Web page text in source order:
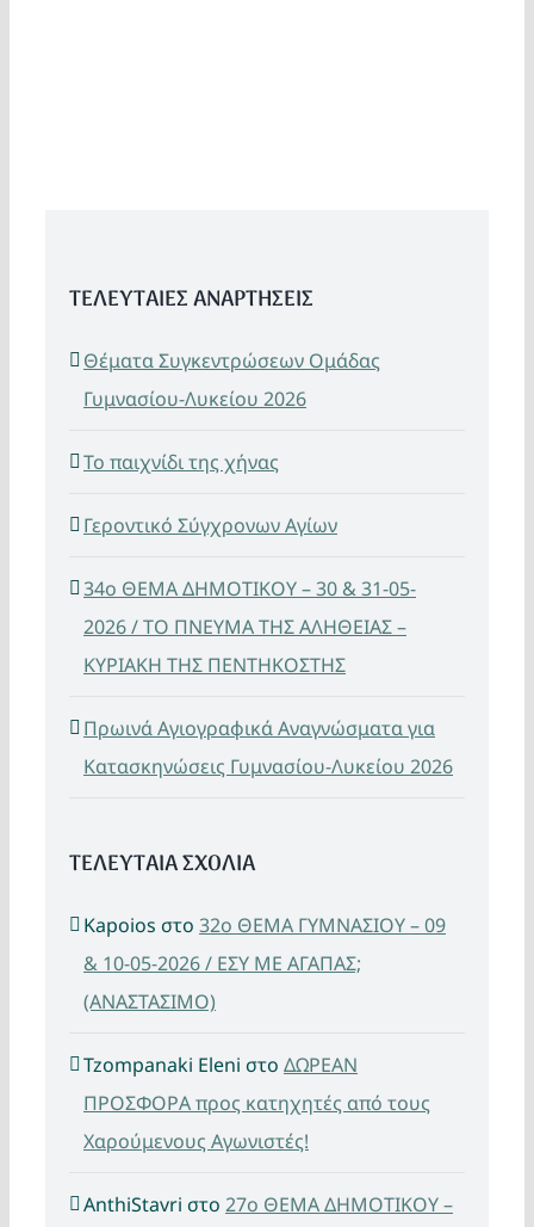
ΤΕΛΕΥΤΑΙΕΣ ΑΝΑΡΤΗΣΕΙΣ
Θέματα Συγκεντρώσεων Ομάδας
Γυμνασίου-Λυκείου 2026
Το παιχνίδι της χήνας
Γεροντικό Σύγχρονων Αγίων
34ο ΘΕΜΑ ΔΗΜΟΤΙΚΟΥ – 30 & 31-05-
2026 / ΤΟ ΠΝΕΥΜΑ ΤΗΣ ΑΛΗΘΕΙΑΣ –
ΚΥΡΙΑΚΗ ΤΗΣ ΠΕΝΤΗΚΟΣΤΗΣ
Πρωινά Αγιογραφικά Αναγνώσματα για
Κατασκηνώσεις Γυμνασίου-Λυκείου 2026
ΤΕΛΕΥΤΑΙΑ ΣΧΟΛΙΑ
Kapoios στο 32ο ΘΕΜΑ ΓΥΜΝΑΣΙΟΥ – 09
& 10-05-2026 / ΕΣΥ ΜΕ ΑΓΑΠΑΣ;
(ΑΝΑΣΤΑΣΙΜΟ)
Tzompanaki Eleni στο ΔΩΡΕΑΝ
ΠΡΟΣΦΟΡΑ προς κατηχητές από τους
Χαρούμενους Αγωνιστές!
AnthiStavri στο 27ο ΘΕΜΑ ΔΗΜΟΤΙΚΟΥ –